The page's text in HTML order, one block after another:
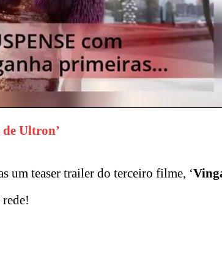
Ultron’
um teaser trailer do terceiro filme, ‘